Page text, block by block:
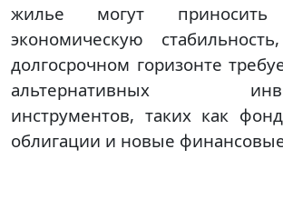
жилье могут приносить
экономическую
долгосрочном горизонте
альтернативных
инструментов, таких как
облигации и новые